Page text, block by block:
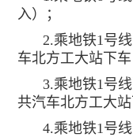
入）；
2.乘地铁1号
车北方工大站下车
3.乘地铁1号
共汽车北方工大站
4.乘地铁1号